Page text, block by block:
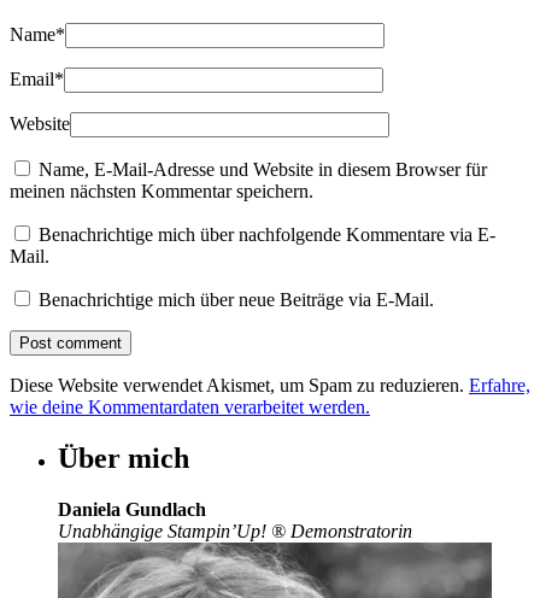
Name*
Email*
Website
Name, E-Mail-Adresse und Website in diesem Browser für
meinen nächsten Kommentar speichern.
Benachrichtige mich über nachfolgende Kommentare via E-
Mail.
Benachrichtige mich über neue Beiträge via E-Mail.
Diese Website verwendet Akismet, um Spam zu reduzieren. Erfahre,
wie deine Kommentardaten verarbeitet werden.
Über mich
Daniela Gundlach
Unabhängige Stampin’Up! ® Demonstratorin